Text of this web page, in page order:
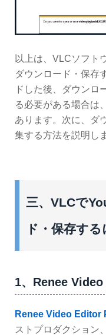
以上は、VLCソフト
ダウンロード・保存
ドした後、ダウンロ
る必要がある場合は
あります。次に、ダ
集する方法を説明し
三、VLCで
ド・保存する
1、Renee
Renee Video Editor
ストプロダクション